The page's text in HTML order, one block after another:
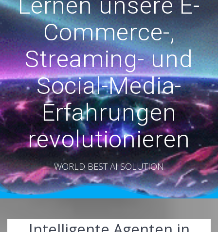
Commerce-,
Streaming- und
Social-Media-
Erfahrungen
revolutionieren
WORLD BEST AI SOLUTION